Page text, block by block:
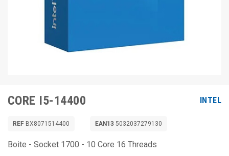
CORE I5-14400 INTEL
REF BX8071514400 EAN13 5032037279130
Boite - Socket 1700 - 10 Core 16 Threads